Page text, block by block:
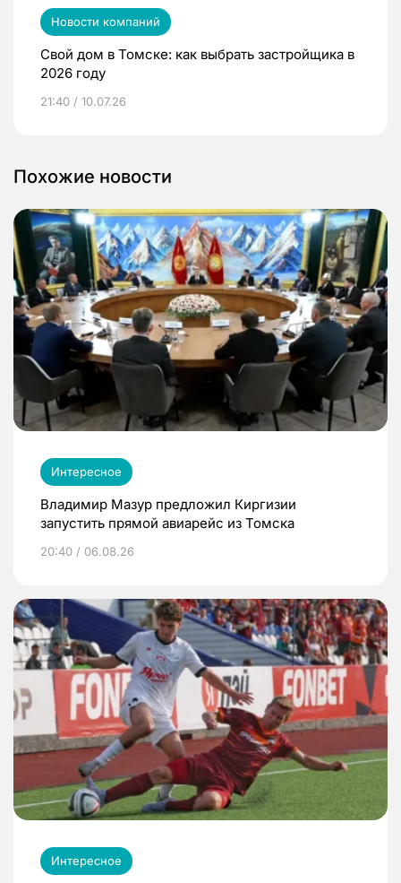
Новости компаний
Свой дом в Томске: как выбрать застройщика в
2026 году
21:40 / 10.07.26
Похожие новости
Интересное
Владимир Мазур предложил Киргизии
запустить прямой авиарейс из Томска
20:40 / 06.08.26
Интересное